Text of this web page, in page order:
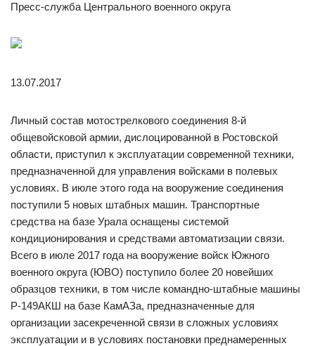
Пресс-служба Центрального военного округа
13.07.2017
Личный состав мотострелкового соединения 8-й
общевойсковой армии, дислоцированной в Ростовской
области, приступил к эксплуатации современной техники,
предназначенной для управления войсками в полевых
условиях. В июле этого года на вооружение соединения
поступили 5 новых штабных машин. Транспортные
средства на базе Урала оснащены системой
кондиционирования и средствами автоматизации связи.
Всего в июле 2017 года на вооружение войск Южного
военного округа (ЮВО) поступило более 20 новейших
образцов техники, в том числе командно-штабные машины
Р-149АКШ на базе КамАЗа, предназначенные для
организации засекреченной связи в сложных условиях
эксплуатации и в условиях постановки преднамеренных